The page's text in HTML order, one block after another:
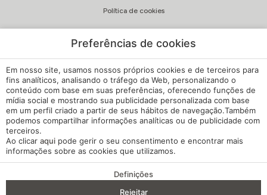
VANTAGENS DA RESERVA
Política de cookies
Canal de Queixas
Regulamento Interno
Configuração de cookies
A minha reserva
Desenvolvido pormirai
Preferências de cookies
Em nosso site, usamos nossos próprios cookies e de terceiros para
fins analíticos, analisando o tráfego da Web, personalizando o
conteúdo com base em suas preferências, oferecendo funções de
mídia social e mostrando sua publicidade personalizada com base
em um perfil criado a partir de seus hábitos de navegação.Também
podemos compartilhar informações analíticas ou de publicidade com
terceiros.
Ao clicar aqui pode gerir o seu consentimento e encontrar mais
informações sobre as cookies que utilizamos.
Definições
Rejeitar